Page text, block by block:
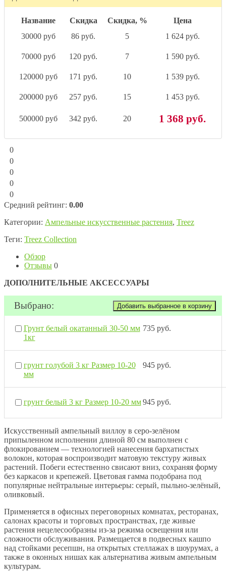
Название Скидка Скидка, %
Цена
30000 руб
86 руб. 5 1 624 руб.
70000 руб 120 руб. 7 1 590 руб.
120000 руб 171 руб. 10 1 539 руб.
200000 руб 257 руб. 15 1 453 руб.
500000 руб 342 руб. 20 1 368 руб.
0
0
0
0
0
Средний рейтинг: 0.00
Категории: Ампельные искусственные растения, Treez
Теги: Treez Collection
Обзор
Отзывы 0
ДОПОЛНИТЕЛЬНЫЕ АКСЕССУАРЫ
Выбрано:
Грунт белый окатанный 30-50 мм
1кг
735 руб.
грунт голубой 3 кг Размер 10-20
мм
945 руб.
грунт белый 3 кг Размер 10-20 мм 945 руб.
Искусственный ампельный виллоу в серо-зелёном
припыленном исполнении длиной 80 см выполнен с
флокированием — технологией нанесения бархатистых
волокон, которая воспроизводит матовую текстуру живых
растений. Побеги естественно свисают вниз, сохраняя форму
без каркасов и крепежей. Цветовая гамма подобрана под
популярные нейтральные интерьеры: серый, пыльно-зелёный,
оливковый.
Применяется в офисных переговорных комнатах, ресторанах,
салонах красоты и торговых пространствах, где живые
растения нецелесообразны из-за режима освещения или
сложности обслуживания. Размещается в подвесных кашпо
над стойками ресепшн, на открытых стеллажах в шоурумах, а
также в оконных нишах как альтернатива живым ампельным
культурам.